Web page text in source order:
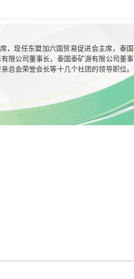
，现任东盟加六国贸易促进会主席，泰国
限公司董事长，泰国泰矿源有限公司董事
总会荣誉会长等十几个社团的领导职位。